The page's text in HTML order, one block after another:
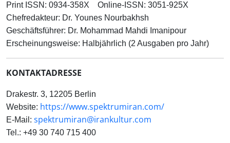
Print ISSN: 0934-358X Online-ISSN: 3051-925X
Chefredakteur: Dr. Younes Nourbakhsh
Geschäftsführer: Dr. Mohammad Mahdi Imanipour
Erscheinungsweise: Halbjährlich (2 Ausgaben pro Jahr)
KONTAKTADRESSE
Drakestr. 3, 12205 Berlin
Website: https://www.spektrumiran.com/
E-Mail: spektrumiran@irankultur.com
Tel.: +49 30 740 715 400